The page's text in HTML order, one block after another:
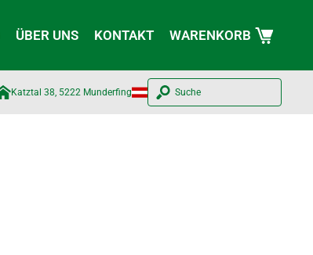
ÜBER UNS KONTAKT WARENKORB
Katztal 38, 5222 Munderfing Suche